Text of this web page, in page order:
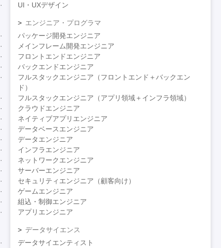
UI・UXデザイン
エンジニア・プログラマ
パッケージ開発エンジニア
メインフレーム開発エンジニア
フロントエンドエンジニア
バックエンドエンジニア
フルスタックエンジニア（フロントエンド＋バックエン
ド）
フルスタックエンジニア（アプリ領域＋インフラ領域）
クラウドエンジニア
ネイティブアプリエンジニア
データベースエンジニア
データエンジニア
インフラエンジニア
ネットワークエンジニア
サーバーエンジニア
セキュリティエンジニア（顧客向け）
ゲームエンジニア
組込・制御エンジニア
アプリエンジニア
データサイエンス
データサイエンティスト